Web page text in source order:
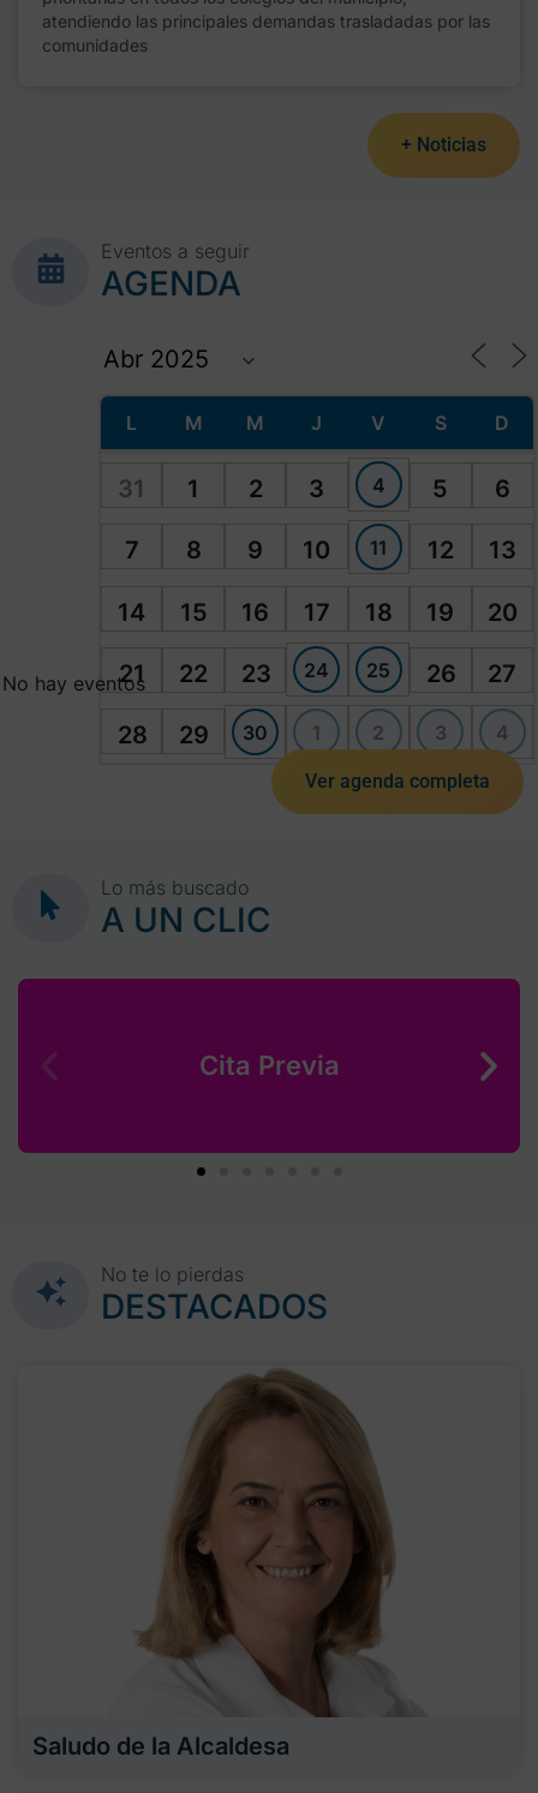
atendiendo las principales demandas trasladadas por las
comunidades
+ Noticias
Eventos a seguir
AGENDA
L M M J V S D
31 1 2 3 4 5 6
7 8 9 10 11 12 13
14 15 16 17 18 19 20
21 22 23 24 25 26 27
28 29 30 1 2 3 4
No hay eventos
Ver agenda completa
Lo más buscado
A UN CLIC
Cita Previa
No te lo pierdas
DESTACADOS
Saludo de la Alcaldesa